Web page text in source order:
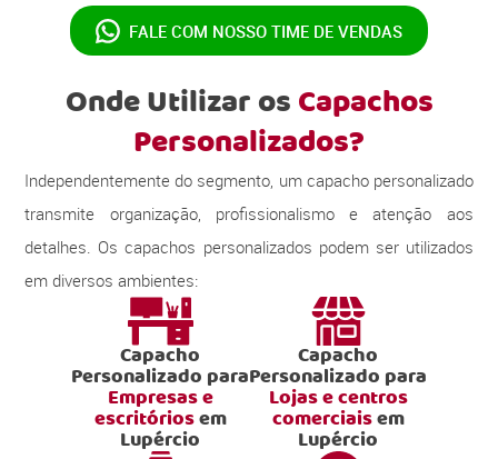
FALE COM NOSSO TIME DE VENDAS
Onde Utilizar osCapachos
Personalizados?
Independentemente do segmento, um capacho personalizado
transmite organização, profissionalismo e atenção aos
detalhes. Os capachos personalizados podem ser utilizados
em diversos ambientes:
Capacho
Personalizado para
Empresas e
escritóriosem
Lupércio
Capacho
Personalizado para
Lojas e centros
comerciaisem
Lupércio